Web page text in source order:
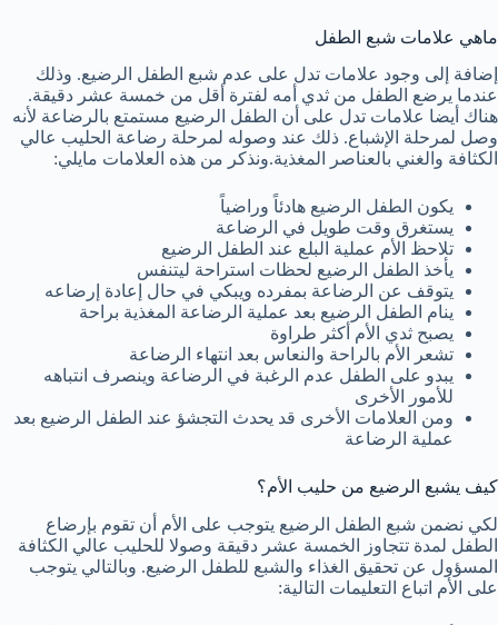
ماهي علامات شبع الطفل
إضافة إلى وجود علامات تدل على عدم شبع الطفل الرضيع. وذلك
عندما يرضع الطفل من ثدي أمه لفترة أقل من خمسة عشر دقيقة.
هناك أيضا علامات تدل على أن الطفل الرضيع مستمتع بالرضاعة لأنه
وصل لمرحلة الإشباع. ذلك عند وصوله لمرحلة رضاعة الحليب عالي
الكثافة والغني بالعناصر المغذية.ونذكر من هذه العلامات مايلي:
يكون الطفل الرضيع هادئاً وراضياً
يستغرق وقت طويل في الرضاعة
تلاحظ الأم عملية البلع عند الطفل الرضيع
يأخذ الطفل الرضيع لحظات استراحة ليتنفس
يتوقف عن الرضاعة بمفرده ويبكي في حال إعادة إرضاعه
ينام الطفل الرضيع بعد عملية الرضاعة المغذية براحة
يصبح ثدي الأم أكثر طراوة
تشعر الأم بالراحة والنعاس بعد انتهاء الرضاعة
يبدو على الطفل عدم الرغبة في الرضاعة وينصرف انتباهه
للأمور الأخرى
ومن العلامات الأخرى قد يحدث التجشؤ عند الطفل الرضيع بعد
عملية الرضاعة
كيف يشبع الرضيع من حليب الأم؟
لكي نضمن شبع الطفل الرضيع يتوجب على الأم أن تقوم بإرضاع
الطفل لمدة تتجاوز الخمسة عشر دقيقة وصولا للحليب عالي الكثافة
المسؤول عن تحقيق الغذاء والشبع للطفل الرضيع. وبالتالي يتوجب
على الأم اتباع التعليمات التالية: